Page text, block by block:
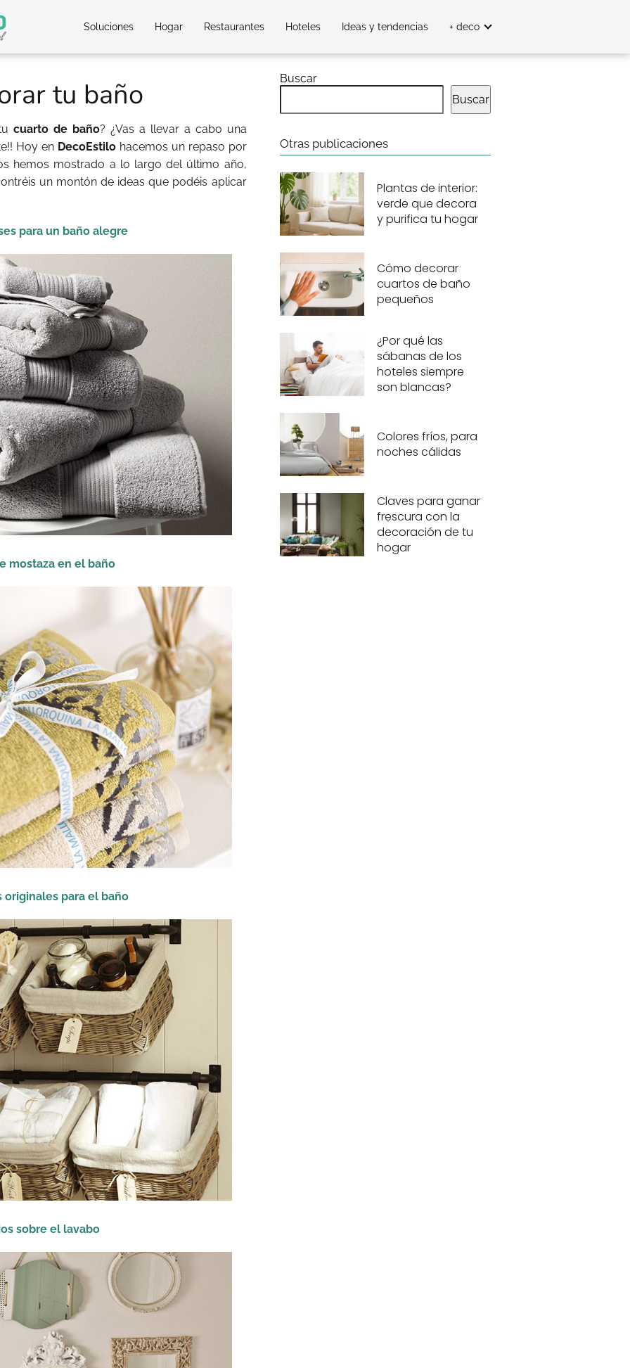
Soluciones Hogar Restaurantes Hoteles Ideas y tendencias + deco
tu baño
cuarto de baño? ¿Vas a llevar a cabo una
Hoy en DecoEstilohacemos un repaso por
hemos mostrado a lo largo del último año,
un montón de ideas que podéis aplicar
para un baño alegre
mostaza en el baño
originales para el baño
sobre el lavabo
Buscar
Buscar
Otras publicaciones
Plantas de interior:
verde que decora
y purifica tu hogar
Cómo decorar
cuartos de baño
pequeños
¿Por qué las
sábanas de los
hoteles siempre
son blancas?
Colores fríos, para
noches cálidas
Claves para ganar
frescura con la
decoración de tu
hogar